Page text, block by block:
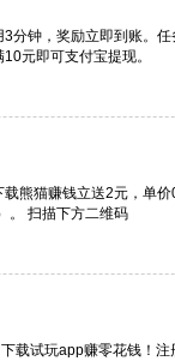
分钟，奖励立即到账。任
元即可支付宝提现。
熊猫赚钱立送2元，单价
。 扫描下方二维码
载试玩app赚零花钱！注